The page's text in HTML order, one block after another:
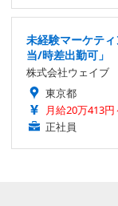
未経験マーケテ
当/時差出勤可」
株式会社ウェイブ
東京都
月給20万413円
正社員